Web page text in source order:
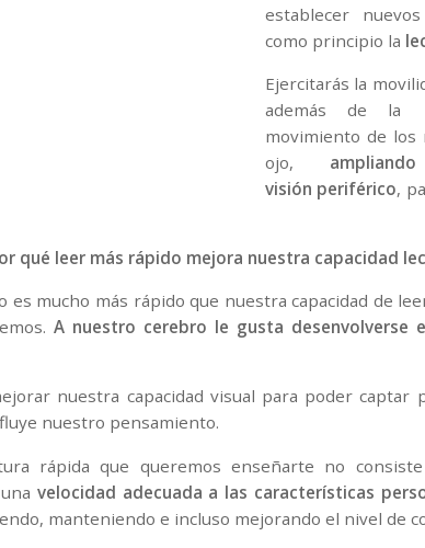
establecer
como principio la
Ejercitarás la
además de la
movimiento de los
ojo,
visión periférico,
qué leer más rápido mejora nuestra capacidad
es mucho más rápido que nuestra capacidad de
A nuestro cerebro le gusta desenvolverse
nuestra capacidad visual para poder captar
nuestro pensamiento.
rápida que queremos enseñarte no
velocidad adecuada a las características
manteniendo e incluso mejorando el nivel de